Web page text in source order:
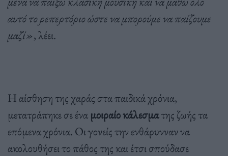
αυτό το ρεπερτόριο ώστε να μπορούμε να παίζουμε
μαζί», λέει.
Η αίσθηση της χαράς στα παιδικά χρόνια,
μετατράπηκε σε ένα μοιραίο κάλεσματης ζωής τα
επόμενα χρόνια. Οι γονείς την ενθάρυνναν να
ακολουθήσει το πάθος της και έτσι σπούδασε